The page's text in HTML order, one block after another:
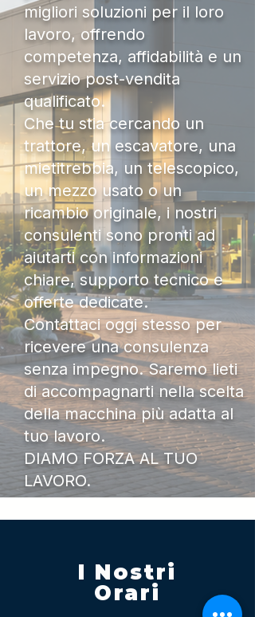
migliori soluzioni per il loro
lavoro, offrendo
competenza, affidabilità e un
servizio post-vendita
qualificato.
Che tu stia cercando un
trattore, un escavatore, una
mietitrebbia, un telescopico,
un mezzo usato o un
ricambio originale, i nostri
consulenti sono pronti ad
aiutarti con informazioni
chiare, supporto tecnico e
offerte dedicate.
Contattaci oggi stesso per
ricevere una consulenza
senza impegno. Saremo lieti
di accompagnarti nella scelta
della macchina più adatta al
tuo lavoro.
DIAMO FORZA AL TUO
LAVORO.
I Nostri
Orari